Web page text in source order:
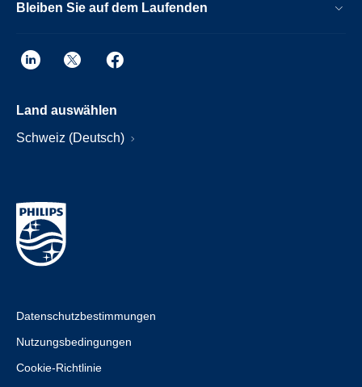
Bleiben Sie auf dem Laufenden
Land auswählen
Schweiz (Deutsch)
Datenschutzbestimmungen
Nutzungsbedingungen
Cookie-Richtlinie